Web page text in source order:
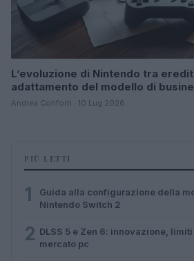
L’evoluzione di Nintendo tra
adattamento del modello di
Andrea Conforti · 10 Lug 2026
PIÙ LETTI
1
Guida alla configurazione della
Nintendo Switch 2
2 DLSS 5 e Zen 6: innovazione,
mercato pc